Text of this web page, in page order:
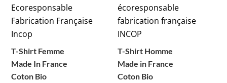
T-Shirt Femme
Made In France
Coton Bio
T-Shirt Homme
Made in France
Coton Bio